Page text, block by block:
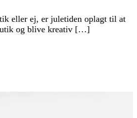
eller ej, er juletiden oplagt til at
og blive kreativ […]